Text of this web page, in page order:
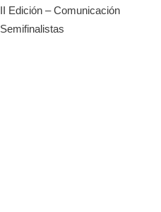
II Edición – Comunicación
Semifinalistas